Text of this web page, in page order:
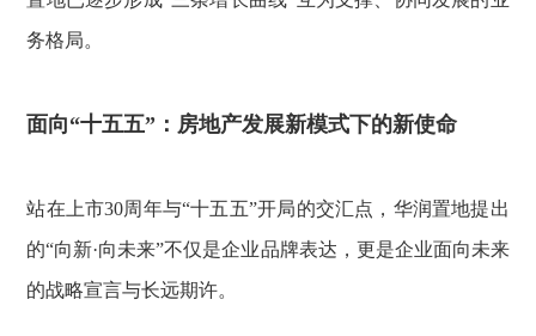
务格局。
面向“十五五”：房地产发展新模式下的新使命
站在上市30周年与“十五五”开局的交汇点，华润置地提出
的“向新·向未来”不仅是企业品牌表达，更是企业面向未来
的战略宣言与长远期许。